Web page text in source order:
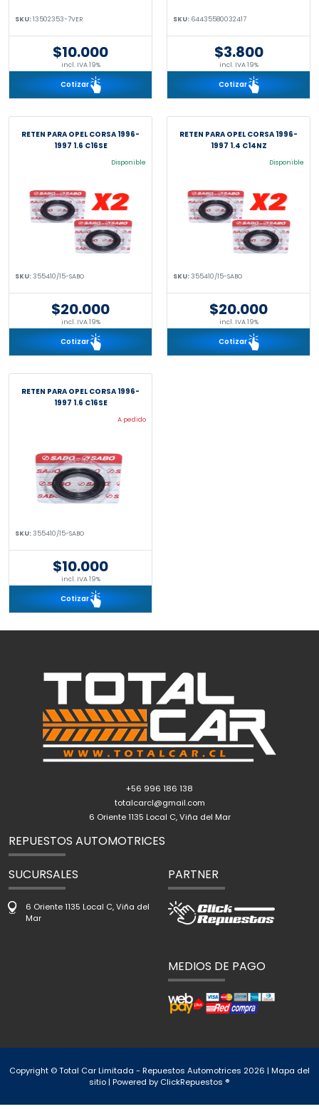
SKU:13502353-7VER
$10.000
incl. IVA 19%
Cotizar
SKU: 64435580032417
$3.800
incl. IVA 19%
Cotizar
RETEN PARA OPEL CORSA 1996-
1997 1.6 C16SE
Disponible
SKU:355410/15-SABO
$20.000
incl. IVA 19%
Cotizar
RETEN PARA OPEL CORSA 1996-
1997 1.4 C14NZ
Disponible
SKU:355410/15-SABO
$20.000
incl. IVA 19%
Cotizar
RETEN PARA OPEL CORSA 1996-
1997 1.6 C16SE
A pedido
SKU:355410/15-SABO
$10.000
incl. IVA 19%
Cotizar
+56 996 186 138
totalcarcl@gmail.com
6 Oriente 1135 Local C, Viña del Mar
REPUESTOS AUTOMOTRICES
SUCURSALES
6 Oriente 1135 Local C, Viña del
Mar
PARTNER
MEDIOS DE PAGO
Copyright © Total Car Limitada - Repuestos Automotrices 2026 | Mapa del
sitio| Powered by ClickRepuestos ®